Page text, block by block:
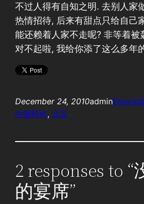
不过人得有自知之明. 去别人家
热情招待, 后来有甜点只给自己
能还赖着人家不走呢? 非等着被
对不起啦, 我给你添了这么多年
December 24, 2010admin
中国特色, 北京
2 responses to
的宴席”